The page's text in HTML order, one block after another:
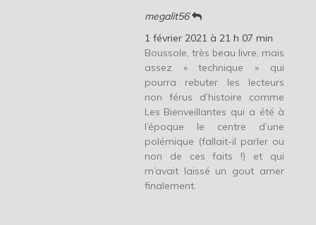
megalit56
1 février 2021 à 21 h 07 min
Boussole, très beau livre, mais
assez « technique » qui
pourra rebuter les lecteurs
non férus d’histoire comme
Les Bienveillantes qui a été à
l’époque le centre d’une
polémique (fallait-il parler ou
non de ces faits !) et qui
m’avait laissé un gout amer
finalement.